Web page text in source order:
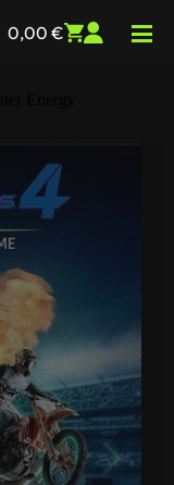
0,00 €